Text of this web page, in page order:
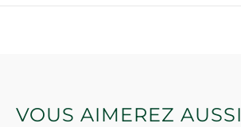
VOUS AIMEREZ AUSSI